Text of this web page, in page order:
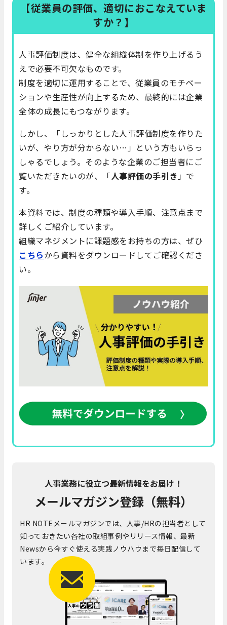
【従業員の評価、適切におこなえていま
すか？】
人事評価制度は、健全な組織体制を作り上げるう
えで必要不可欠なものです。
制度を適切に運用することで、従業員のモチベー
ションや生産性が向上するため、最終的には企業
全体の成長にもつながります。
しかし、「しっかりとした人事評価制度を作りた
いが、やり方が分からない…」という方もいらっ
しゃるでしょう。そのような企業のご担当者にご
覧いただきたいのが、「人事評価の手引き」で
す。
本資料では、制度の種類や導入手順、注意点まで
詳しくご紹介しています。
組織マネジメントに課題感をお持ちの方は、ぜひ
こちらから資料をダウンロードしてご確認くださ
い。
人事業務に役立つ最新情報をお届け！
メールマガジン登録（無料）
HR NOTEメールマガジンでは、人事/HRの担当者として
知っておきたい各社の取組事例やリリース情報、最新
Newsから今すぐ使える実践ノウハウまで毎日配信して
います。